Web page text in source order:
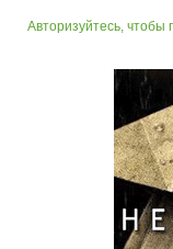
Авторизуйтесь, чтобы